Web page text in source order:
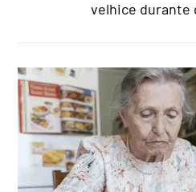
velhice durante